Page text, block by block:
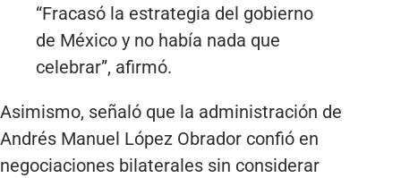
“Fracasó la estrategia del gobierno
de México y no había nada que
celebrar”, afirmó.
Asimismo, señaló que la administración de
Andrés Manuel López Obrador confió en
negociaciones bilaterales sin considerar